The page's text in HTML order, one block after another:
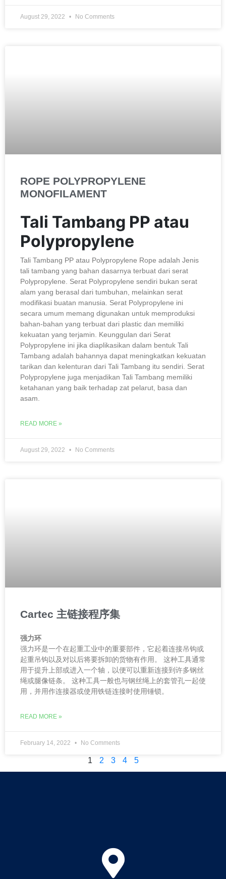
August 29, 2022 No Comments
ROPE POLYPROPYLENE
MONOFILAMENT
Tali Tambang PP atau
Polypropylene
Tali Tambang PP atau Polypropylene Rope adalah Jenis
tali tambang yang bahan dasarnya terbuat dari serat
Polypropylene. Serat Polypropylene sendiri bukan serat
alam yang berasal dari tumbuhan, melainkan serat
modifikasi buatan manusia. Serat Polypropylene ini
secara umum memang digunakan untuk memproduksi
bahan-bahan yang terbuat dari plastic dan memiliki
kekuatan yang terjamin. Keunggulan dari Serat
Polypropylene ini jika diaplikasikan dalam bentuk Tali
Tambang adalah bahannya dapat meningkatkan kekuatan
tarikan dan kelenturan dari Tali Tambang itu sendiri. Serat
Polypropylene juga menjadikan Tali Tambang memiliki
ketahanan yang baik terhadap zat pelarut, basa dan
asam.
READ MORE »
August 29, 2022 No Comments
Cartec 主链接程序集
强力环
强力环是一个在起重工业中的重要部件，它起着连接吊钩或
起重吊钩以及对以后将要拆卸的货物有作用。 这种工具通常
用于提升上部或进入一个轴，以便可以重新连接到许多钢丝
绳或腿像链条。 这种工具一般也与钢丝绳上的套管孔一起使
用，并用作连接器或使用铁链连接时使用锤锁。
READ MORE »
February 14, 2022 No Comments
1 2 3 4 5